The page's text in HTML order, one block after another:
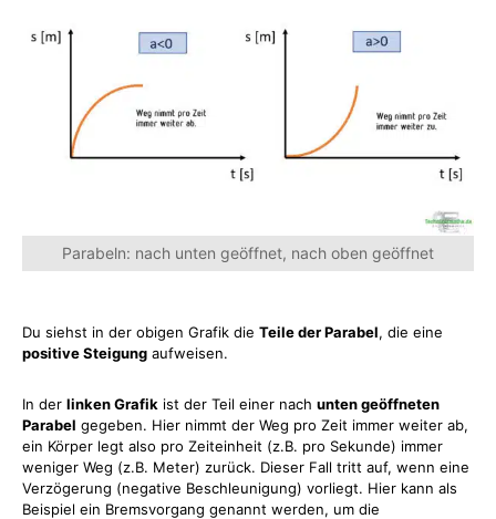
Parabeln: nach unten geöffnet, nach oben geöffnet
Du siehst in der obigen Grafik die Teile der Parabel, die eine
positive Steigung aufweisen.
In der linken Grafik ist der Teil einer nach unten geöffneten
Parabel gegeben. Hier nimmt der Weg pro Zeit immer weiter ab,
ein Körper legt also pro Zeiteinheit (z.B. pro Sekunde) immer
weniger Weg (z.B. Meter) zurück. Dieser Fall tritt auf, wenn eine
Verzögerung (negative Beschleunigung) vorliegt. Hier kann als
Beispiel ein Bremsvorgang genannt werden, um die